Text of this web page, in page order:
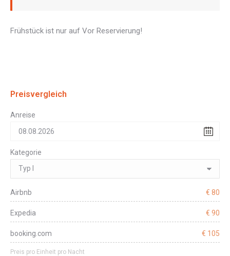
Frühstück ist nur auf Vor Reservierung!
Preisvergleich
Anreise
Kategorie
Airbnb € 80
Expedia € 90
booking.com € 105
Preis pro Einheit pro Nacht